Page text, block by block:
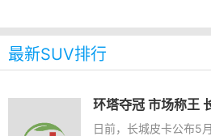
最新SUV排行
日前，长城皮卡公布5